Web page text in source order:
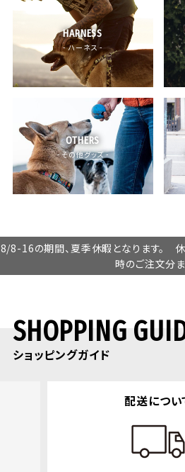
HARNESS
- ハーネス -
OTHERS
- その他グッズ -
8/8-16の期間、夏季休暇となります。
時のご注文分ま
SHOPPING
ショッピングガイド
返品・交換に